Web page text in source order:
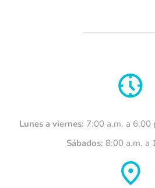
Lunes a viernes: 7:00 a.m. a 6:00
Sábados: 8:00 a.m. a